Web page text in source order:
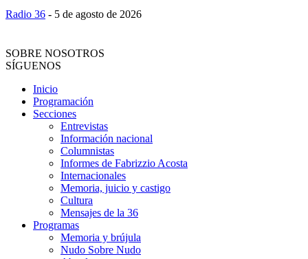
Radio 36 - 5 de agosto de 2026
SOBRE NOSOTROS
SÍGUENOS
Inicio
Programación
Secciones
Entrevistas
Información nacional
Columnistas
Informes de Fabrizzio Acosta
Internacionales
Memoria, juicio y castigo
Cultura
Mensajes de la 36
Programas
Memoria y brújula
Nudo Sobre Nudo